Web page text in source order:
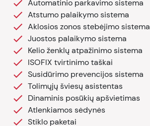
Automatinio parkavimo sistema
Atstumo palaikymo sistema
Aklosios zonos stebėjimo sistema
Juostos palaikymo sistema
Kelio ženklų atpažinimo sistema
ISOFIX tvirtinimo taškai
Susidūrimo prevencijos sistema
Tolimųjų šviesų asistentas
Dinaminis posūkių apšvietimas
Atlenkiamos sėdynės
Stiklo paketai